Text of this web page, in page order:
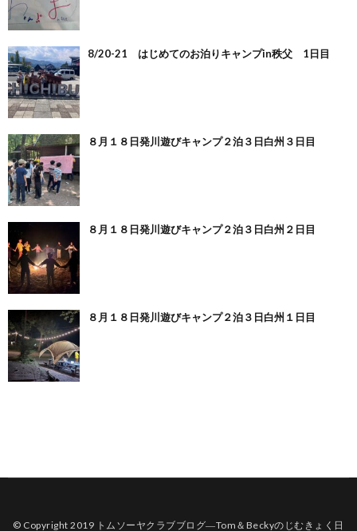
8/20-21 はじめてのお泊りキャンプin秩父 1日目
８月１８日発川遊びキャンプ２泊３日白州３日目
８月１８日発川遊びキャンプ２泊３日白州２日目
８月１８日発川遊びキャンプ２泊３日白州１日目
© Copyright 2019 トムソーヤクラブブログ―Tom＆Beckyのじむきょく日